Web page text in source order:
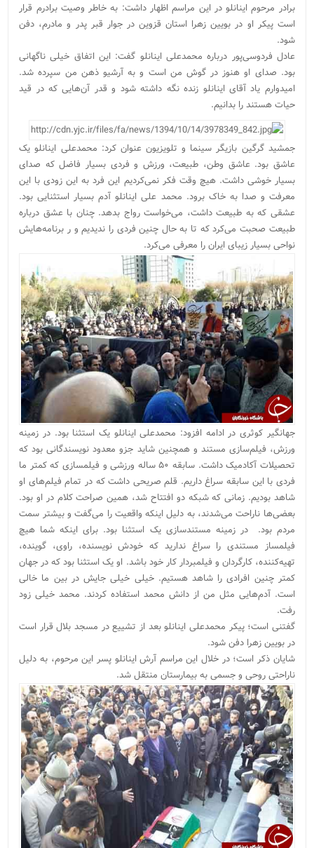
برادر مرحوم اینانلو در این مراسم اظهار داشت: به خاطر وصیت برادرم قرار
است پیکر او در بویین زهرا استان قزوین در جوار قبر پدر و مادرم، دفن
شود.
عادل فردوسی‌پور درباره محمدعلی اینانلو گفت: این اتفاق خیلی ناگهانی
بود. صدای او هنوز در گوش من است و به آرشیو ذهن من سپرده شد.
امیدوارم یاد آقای اینانلو زنده نگه داشته شود و قدر آن‌هایی که در قید
حیات هستند را بدانیم.
جمشید گرگین بازیگر سینما و تلویزیون عنوان کرد: محمدعلی اینانلو یک
عاشق بود. عاشق وطن، طبیعت، ورزش و فردی بسیار فاضل که صدای
بسیار خوشی داشت. هیچ وقت فکر نمی‌کردیم این فرد به این زودی با این
معرفت و صدا به خاک برود. محمد علی اینانلو آدم بسیار استثنایی بود.
عشقی که به طبیعت داشت، می‌خواست رواج بدهد. چنان با عشق درباره
طبیعت صحبت می‌کرد که تا به حال چنین فردی را ندیدیم و ر برنامه‌هایش
نواحی بسیار زیبای ایران را معرفی می‌کرد.
جهانگیر کوثری در ادامه افزود: محمدعلی اینانلو یک استثنا بود. در زمینه
ورزش، فیلم‌سازی مستند و همچنین شاید جزو معدود نویسندگانی بود که
تحصیلات آکادمیک داشت. سابقه ۵۰ ساله ورزشی و فیلمسازی که کمتر ما
فردی با این سابقه سراغ داریم. قلم صریحی داشت که در تمام فیلم‌های او
شاهد بودیم. زمانی که شبکه دو افتتاح شد، همین صراحت کلام در او بود.
بعضی‌ها ناراحت می‌شدند، به دلیل اینکه واقعیت را می‌گفت و بیشتر سمت
مردم بود. در زمینه مستندسازی یک استثنا بود. برای اینکه شما هیچ
فیلمساز مستندی را سراغ ندارید که خودش نویسنده، راوی، گوینده،
تهیه‌کننده، کارگردان و فیلمبردار کار خود باشد. او یک استثنا بود که در جهان
کمتر چنین افرادی را شاهد هستیم. خیلی خیلی جایش در بین ما خالی
است. آدم‌هایی مثل من از دانش محمد استفاده کردند. محمد خیلی زود
رفت.
گفتنی است؛ پیکر محمدعلی اینانلو بعد از تشییع در مسجد بلال قرار است
در بویین زهرا دفن شود.
شایان ذکر است؛ در خلال این مراسم آرش اینانلو پسر این مرحوم، به دلیل
ناراحتی روحی‌ و جسمی به بیمارستان منتقل شد.